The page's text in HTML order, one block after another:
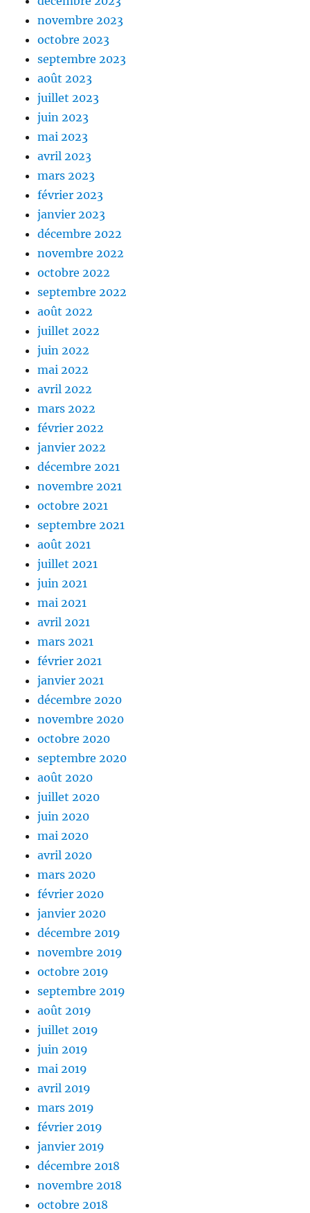
novembre 2023
octobre 2023
septembre 2023
août 2023
juillet 2023
juin 2023
mai 2023
avril 2023
mars 2023
février 2023
janvier 2023
décembre 2022
novembre 2022
octobre 2022
septembre 2022
août 2022
juillet 2022
juin 2022
mai 2022
avril 2022
mars 2022
février 2022
janvier 2022
décembre 2021
novembre 2021
octobre 2021
septembre 2021
août 2021
juillet 2021
juin 2021
mai 2021
avril 2021
mars 2021
février 2021
janvier 2021
décembre 2020
novembre 2020
octobre 2020
septembre 2020
août 2020
juillet 2020
juin 2020
mai 2020
avril 2020
mars 2020
février 2020
janvier 2020
décembre 2019
novembre 2019
octobre 2019
septembre 2019
août 2019
juillet 2019
juin 2019
mai 2019
avril 2019
mars 2019
février 2019
janvier 2019
décembre 2018
novembre 2018
octobre 2018